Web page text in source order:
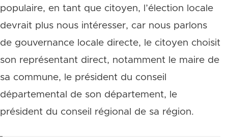
populaire, en tant que citoyen, l’élection locale
devrait plus nous intéresser, car nous parlons
de gouvernance locale directe, le citoyen choisit
son représentant direct, notamment le maire de
sa commune, le président du conseil
départemental de son département, le
président du conseil régional de sa région.